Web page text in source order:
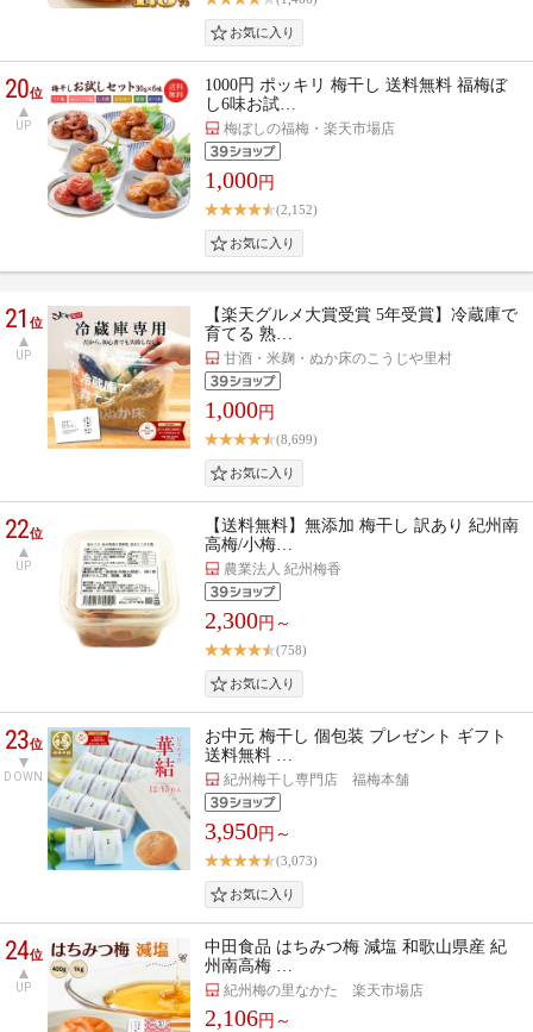
20位
UP
1000円 ポッキリ 梅干し 送料無料 福梅ぼ
し6味お試…
梅ぼしの福梅・楽天市場店
1,000円
(2,152)
21位
UP
【楽天グルメ大賞受賞 5年受賞】冷蔵庫で
育てる 熟…
甘酒・米麹・ぬか床のこうじや里村
1,000円
(8,699)
22位
UP
【送料無料】無添加 梅干し 訳あり 紀州南
高梅/小梅…
農業法人 紀州梅香
2,300円～
(758)
23位
DOWN
お中元 梅干し 個包装 プレゼント ギフト
送料無料 …
紀州梅干し専門店 福梅本舗
3,950円～
(3,073)
24位
UP
中田食品 はちみつ梅 減塩 和歌山県産 紀
州南高梅 …
紀州梅の里なかた 楽天市場店
2,106円～